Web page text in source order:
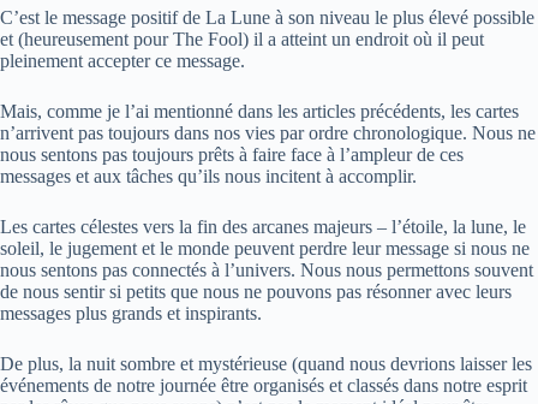
C’est le message positif de La Lune à son niveau le plus élevé possible
et (heureusement pour The Fool) il a atteint un endroit où il peut
pleinement accepter ce message.
Mais, comme je l’ai mentionné dans les articles précédents, les cartes
n’arrivent pas toujours dans nos vies par ordre chronologique. Nous ne
nous sentons pas toujours prêts à faire face à l’ampleur de ces
messages et aux tâches qu’ils nous incitent à accomplir.
Les cartes célestes vers la fin des arcanes majeurs – l’étoile, la lune, le
soleil, le jugement et le monde peuvent perdre leur message si nous ne
nous sentons pas connectés à l’univers. Nous nous permettons souvent
de nous sentir si petits que nous ne pouvons pas résonner avec leurs
messages plus grands et inspirants.
De plus, la nuit sombre et mystérieuse (quand nous devrions laisser les
événements de notre journée être organisés et classés dans notre esprit